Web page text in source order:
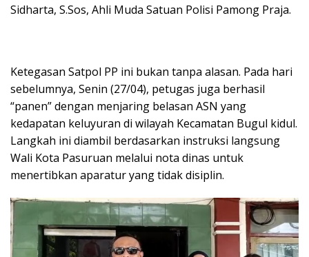
Sidharta, S.Sos, Ahli Muda Satuan Polisi Pamong Praja.
Ketegasan Satpol PP ini bukan tanpa alasan. Pada hari
sebelumnya, Senin (27/04), petugas juga berhasil
“panen” dengan menjaring belasan ASN yang
kedapatan keluyuran di wilayah Kecamatan Bugul kidul.
Langkah ini diambil berdasarkan instruksi langsung
Wali Kota Pasuruan melalui nota dinas untuk
menertibkan aparatur yang tidak disiplin.